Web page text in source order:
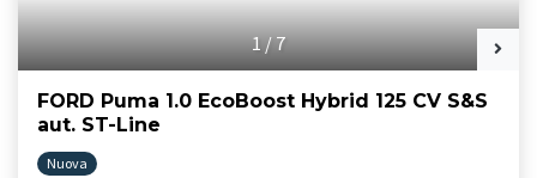
1/7
FORD Puma 1.0 EcoBoost Hybrid 125 CV S&S
aut. ST-Line
Nuova